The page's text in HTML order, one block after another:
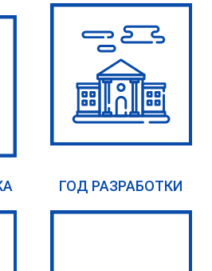
ГОД РАЗРАБОТКИ